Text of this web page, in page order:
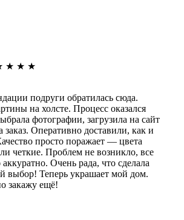
★ ★ ★
подруги обратилась сюда.
на холсте. Процесс оказался
фотографии, загрузила на сайт
Оперативно доставили, как и
просто поражает — цвета
четкие. Проблем не возникло, все
Очень рада, что сделала
выбор! Теперь украшает мой дом.
закажу ещё!